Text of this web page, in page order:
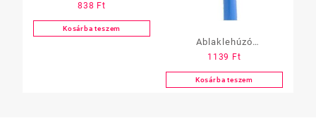
838 Ft
Kosárba teszem
Ablaklehúzó
szivacsbetétes Vialli
1139 Ft
Kosárba teszem